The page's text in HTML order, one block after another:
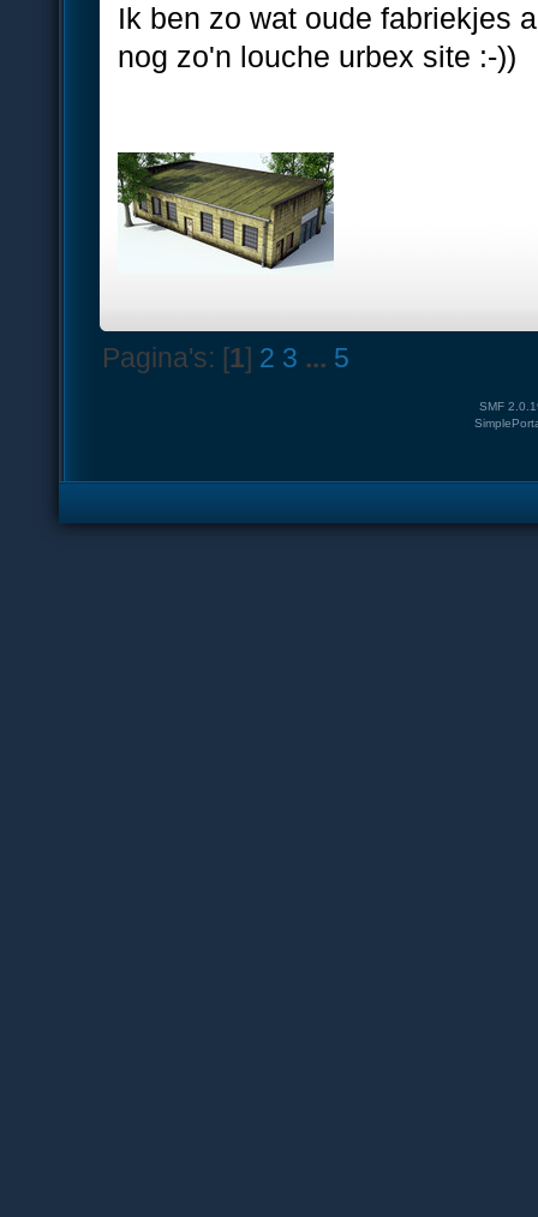
Ik ben zo wat oude fabriekjes
nog zo'n louche urbex site :-))
Pagina's: [1] 2 3 ... 5
SMF